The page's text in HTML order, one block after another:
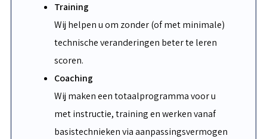
Training
Wij helpen u om zonder (of met minimale)
technische veranderingen beter te leren
scoren.
Coaching
Wij maken een totaalprogramma voor u
met instructie, training en werken vanaf
basistechnieken via aanpassingsvermogen